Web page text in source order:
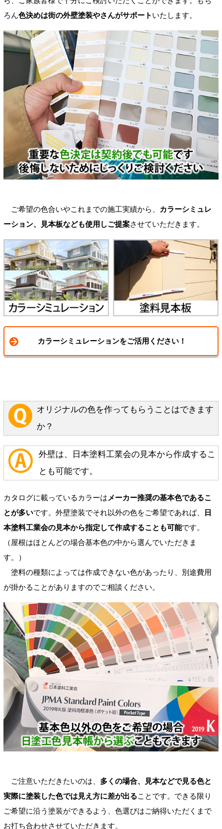
ろん色決めは街の外壁塗装やさんがサポート いたします。
ご希望の色合いやこれまでの施工実績から、
カラーシミュレ
ーション、見本板なども使用しご提案させていただきます。
カラーシミュレーションをご活用ください！
オリジナルの色を作ってもらうことはできます
か？
外壁は、日本塗料工業会の見本から作成するこ
とも可能です。
カタログに載っているカラーは メーカー推奨の基本色であるこ
とが多いです。外壁塗装でそれ以外の色をご希望であれば、
日
本塗料工業会の見本から指定して作成することも可能です。
（屋根はほとんどの場合基本色の中から選んでいただきま
す。）
塗料の種類によっては作成できない色があったり、別途費用
が掛かることがありますのでご相談ください。
ご注意いただきたいのは、 多くの場合、見本などで見る色と
実際に塗装した色では見え方に差が出ることです。できる限り
ご希望に沿う塗装ができるよう、色選びはご納得いただくまで
お打ち合わせさせていただきます。